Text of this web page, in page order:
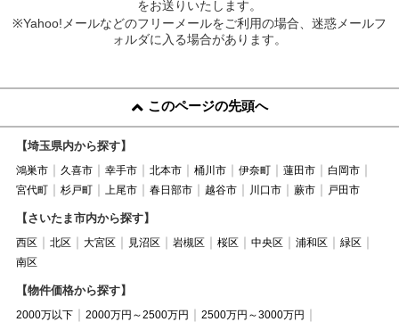
をお送りいたします。
※Yahoo!メールなどのフリーメールをご利用の場合、迷惑メールフ
ォルダに入る場合があります。
このページの先頭へ
【埼玉県内から探す】
鴻巣市 久喜市 幸手市 北本市 桶川市 伊奈町 蓮田市
白岡市
宮代町
杉戸町 上尾市 春日部市 越谷市 川口市 蕨市 戸田市
【さいたま市内から探す】
西区 北区 大宮区 見沼区 岩槻区 桜区 中央区 浦和区
緑区
南区
【物件価格から探す】
2000万以下 2000万円～2500万円
2500万円～3000万円